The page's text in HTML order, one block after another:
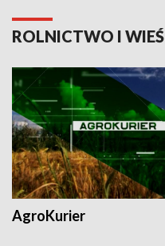
ROLNICTWO I WIEŚ
AgroKurier